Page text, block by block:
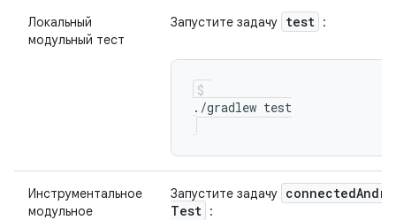
Локальный
модульный тест
Запустите задачу test :
Инструментальное
модульное
Запустите задачу connected
Test :